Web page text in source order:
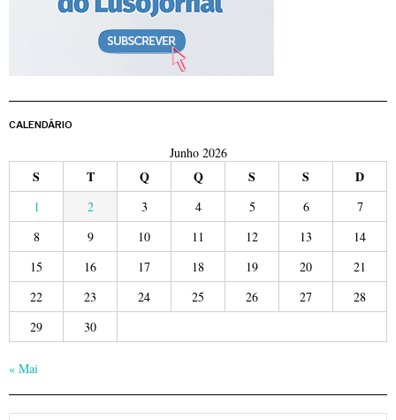
CALENDÁRIO
Junho 2026
S T Q Q S S D
1 2 3 4 5 6
7
8
9 10 11 12 13
14
15
16 17 18 19 20
21
22
23 24 25 26 27
28
29
30
« Mai